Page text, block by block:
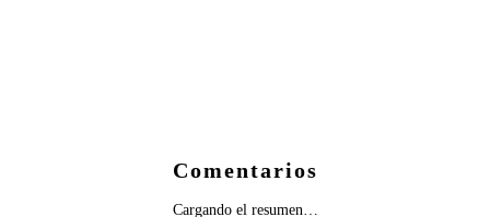
Comentarios
Cargando el resumen…